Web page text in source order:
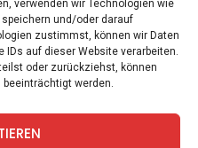
verwenden wir Technologien wie
und/oder darauf
zustimmst, können wir Daten
auf dieser Website verarbeiten.
oder zurückziehst, können
werden.
Datenschutz Impressum